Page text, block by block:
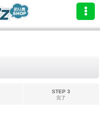
STEP 3
完了